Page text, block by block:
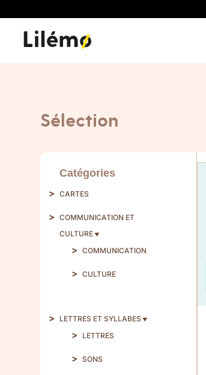
Sélection
Catégories
CARTES
COMMUNICATION ET
CULTURE
COMMUNICATION
CULTURE
LETTRES ET SYLLABES
LETTRES
SONS